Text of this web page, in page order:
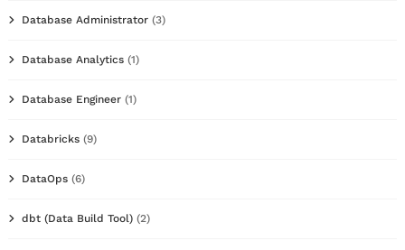
Database Administrator (3)
Database Analytics (1)
Database Engineer (1)
Databricks (9)
DataOps (6)
dbt (Data Build Tool) (2)